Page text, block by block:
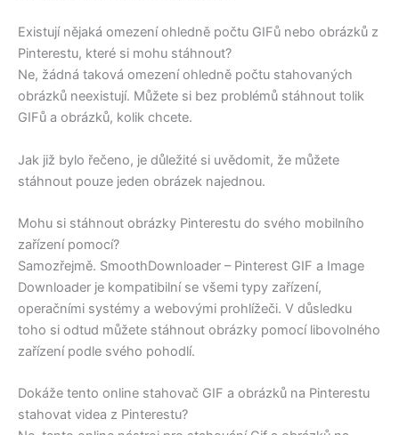
Existují nějaká omezení ohledně počtu GIFů nebo obrázků z
Pinterestu, které si mohu stáhnout?
Ne, žádná taková omezení ohledně počtu stahovaných
obrázků neexistují. Můžete si bez problémů stáhnout tolik
GIFů a obrázků, kolik chcete.
Jak již bylo řečeno, je důležité si uvědomit, že můžete
stáhnout pouze jeden obrázek najednou.
Mohu si stáhnout obrázky Pinterestu do svého mobilního
zařízení pomocí?
Samozřejmě. SmoothDownloader – Pinterest GIF a Image
Downloader je kompatibilní se všemi typy zařízení,
operačními systémy a webovými prohlížeči. V důsledku
toho si odtud můžete stáhnout obrázky pomocí libovolného
zařízení podle svého pohodlí.
Dokáže tento online stahovač GIF a obrázků na Pinterestu
stahovat videa z Pinterestu?